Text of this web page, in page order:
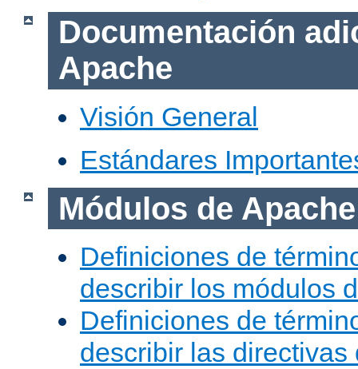
Documentación
Apache
Visión General
Estándares
Módulos de Apache
Definiciones de
describir los módulos
Definiciones de
describir las directivas